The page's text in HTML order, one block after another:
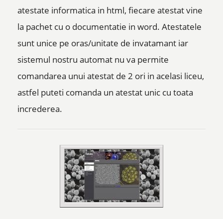
atestate informatica in html, fiecare atestat vine
la pachet cu o documentatie in word. Atestatele
sunt unice pe oras/unitate de invatamant iar
sistemul nostru automat nu va permite
comandarea unui atestat de 2 ori in acelasi liceu,
astfel puteti comanda un atestat unic cu toata
increderea.